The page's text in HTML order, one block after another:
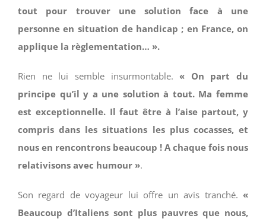
tout pour trouver une solution face à une
personne en situation de handicap ; en France, on
applique la règlementation… ».
Rien ne lui semble insurmontable.« On part du
principe qu’il y a une solution à tout. Ma femme
est exceptionnelle. Il faut être à l’aise partout, y
compris dans les situations les plus cocasses, et
nous en rencontrons beaucoup ! A chaque fois nous
relativisons avec humour ».
Son regard de voyageur lui offre un avis tranché. «
Beaucoup d’Italiens sont plus pauvres que nous,